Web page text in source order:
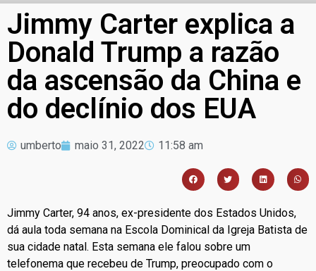
Jimmy Carter explica a
Donald Trump a razão
da ascensão da China e
do declínio dos EUA
umberto maio 31, 2022 11:58 am
Jimmy Carter, 94 anos, ex-presidente dos Estados Unidos,
dá aula toda semana na Escola Dominical da Igreja Batista de
sua cidade natal. Esta semana ele falou sobre um
telefonema que recebeu de Trump, preocupado com o